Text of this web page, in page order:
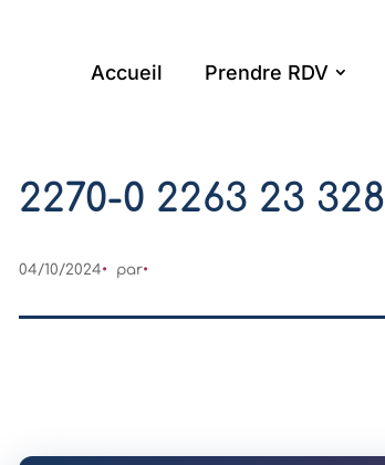
Accueil Prendre RDV
2270-0 2263 23 328
04/10/2024 par